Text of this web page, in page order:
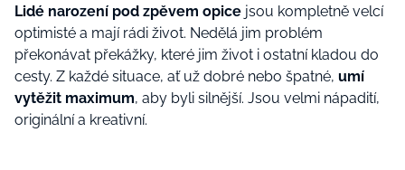
Lidé narození pod zpěvem opice jsou kompletně velcí
optimisté a mají rádi život. Nedělá jim problém
překonávat překážky, které jim život i ostatní kladou do
cesty. Z každé situace, ať už dobré nebo špatné, umí
vytěžit maximum, aby byli silnější. Jsou velmi nápadití,
originální a kreativní.